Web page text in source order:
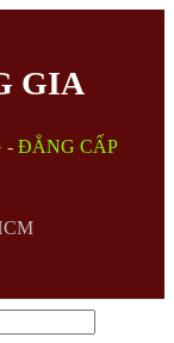
GIA
- ĐẲNG CẤP